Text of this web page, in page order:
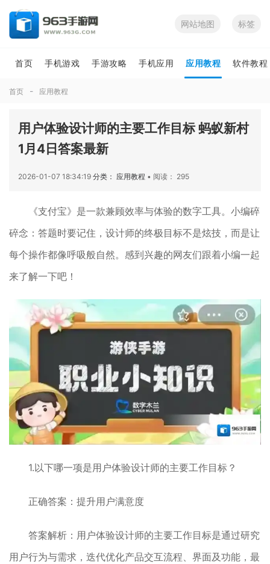
网站地图 标签
首页 手机游戏 手游攻略 手机应用 应用教程 软件教程
首页 应用教程
用户体验设计师的主要工作目标 蚂蚁新村
1月4日答案最新
2026-01-07 18:34:19 分类： 应用教程 • 阅读： 295
《支付宝》是一款兼顾效率与体验的数字工具。小编碎
碎念：答题时要记住，设计师的终极目标不是炫技，而是让
每个操作都像呼吸般自然。感到兴趣的网友们跟着小编一起
来了解一下吧！
1.以下哪一项是用户体验设计师的主要工作目标？
正确答案：提升用户满意度
答案解析：用户体验设计师的主要工作目标是通过研究
用户行为与需求，迭代优化产品交互流程、界面及功能，最